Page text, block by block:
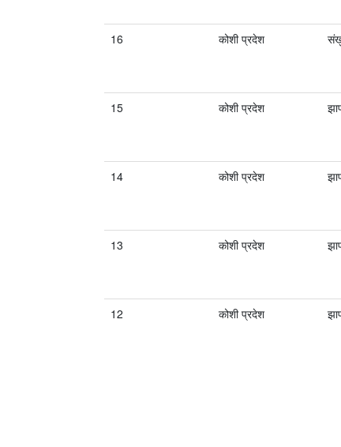
16 कोशी प्रदेश
15 कोशी प्रदेश
14 कोशी प्रदेश
13 कोशी प्रदेश
12 कोशी प्रदेश